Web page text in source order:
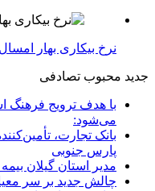
نرخ بیکاری بهار
جدید محبوب تصادفی
با هدف ترویج فرهنگ
می‌شود:
پارس جنوبی
مدیر استان گیلان
چالش جدید بر سر